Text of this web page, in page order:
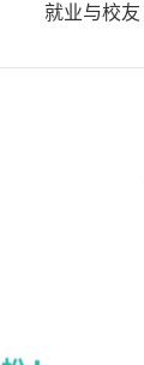
就业与校友